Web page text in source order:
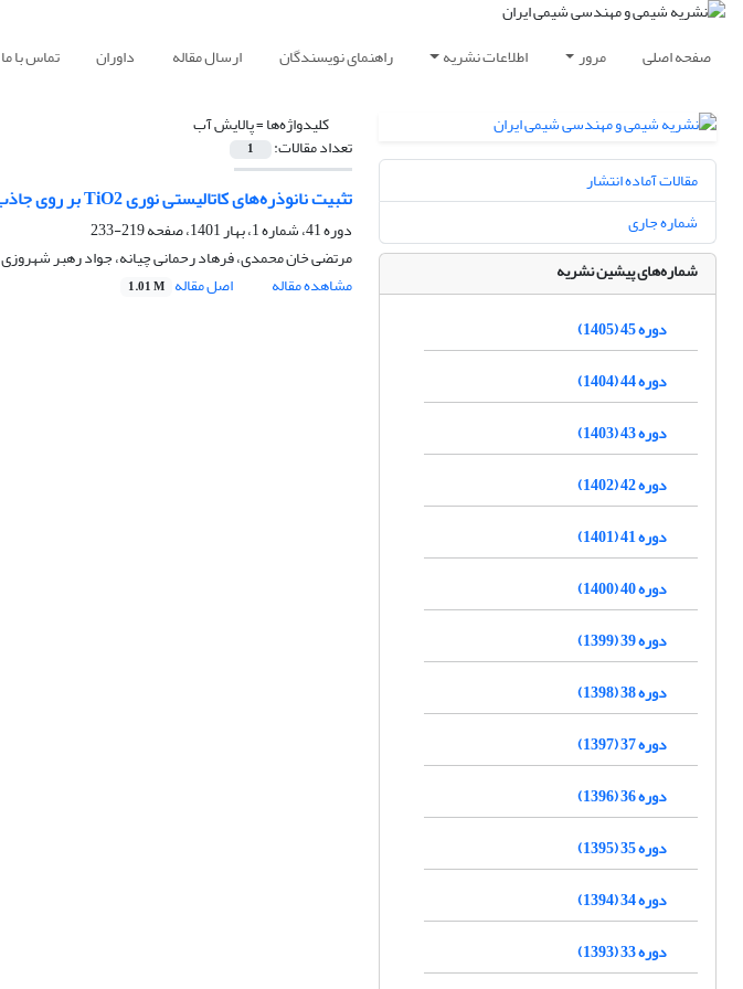
صفحه اصلی مرور اطلاعات نشریه راهنمای نویسندگان ارسال مقاله داوران تماس با ما
کلیدواژه‌ها =پالایش آب
تعداد مقالات: 1
تثبیت نانوذره‌های کاتالیستی نوری TiO2 بر روی جاذب متخلخل مزوروزنه MCM-41 به منظور پالایش آب آلوده به آنتی‌بیوتیک تتراسایکلین
دوره 41، شماره 1، بهار 1401، صفحه
219-233
مرتضی خان محمدی، فرهاد رحمانی چیانه، جواد رهبر شهروزی
مشاهده مقاله
اصل مقاله 1.01 M
مقالات آماده انتشار
شماره جاری
شماره‌های پیشین نشریه
دوره 45 (1405)
دوره 44 (1404)
دوره 43 (1403)
دوره 42 (1402)
دوره 41 (1401)
دوره 40 (1400)
دوره 39 (1399)
دوره 38 (1398)
دوره 37 (1397)
دوره 36 (1396)
دوره 35 (1395)
دوره 34 (1394)
دوره 33 (1393)